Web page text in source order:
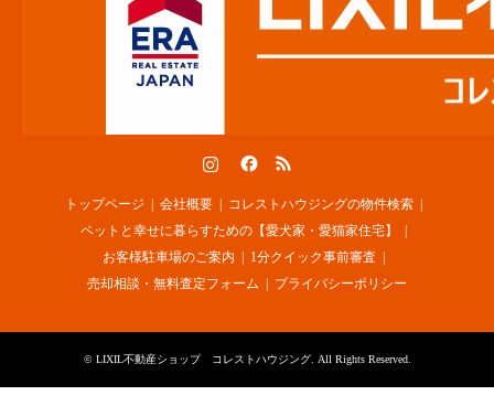
トップページ 会社概要
コレストハウジングの物件検索
ペットと幸せに暮らすための【愛犬家・愛猫家住宅】
お客様駐車場のご案内
1分クイック事前審査
売却相談・無料査定フォーム
プライバシーポリシー
© LIXIL不動産ショップ コレストハウジング. All Rights Reserved.